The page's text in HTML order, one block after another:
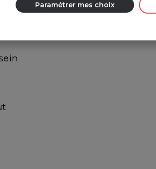
Fournier
Paramétrer mes choix